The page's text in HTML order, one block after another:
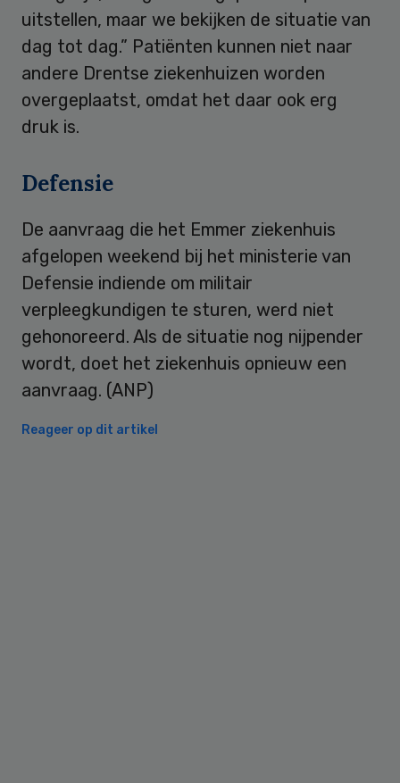
uitstellen, maar we bekijken de situatie van
dag tot dag.” Patiënten kunnen niet naar
andere Drentse ziekenhuizen worden
overgeplaatst, omdat het daar ook erg
druk is.
Defensie
De aanvraag die het Emmer ziekenhuis
afgelopen weekend bij het ministerie van
Defensie indiende om militair
verpleegkundigen te sturen, werd niet
gehonoreerd. Als de situatie nog nijpender
wordt, doet het ziekenhuis opnieuw een
aanvraag. (ANP)
Reageer op dit artikel